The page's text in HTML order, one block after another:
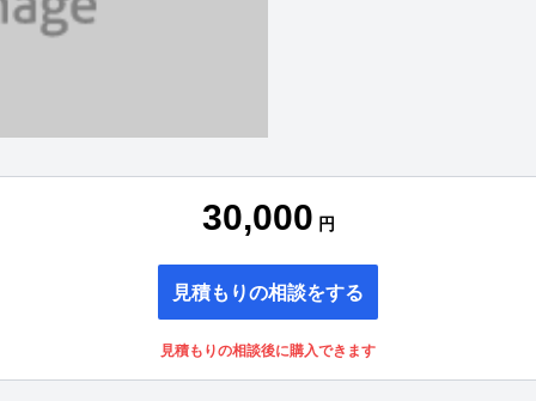
30,000 円
見積もりの相談をする
見積もりの相談後に購入できます